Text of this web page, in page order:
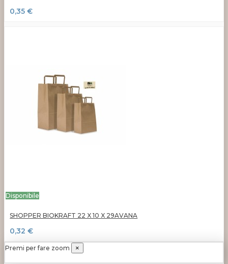
0,35 €
Disponibile
SHOPPER BIOKRAFT 22 X 10 X 29AVANA
0,32 €
Premi per fare zoom ×